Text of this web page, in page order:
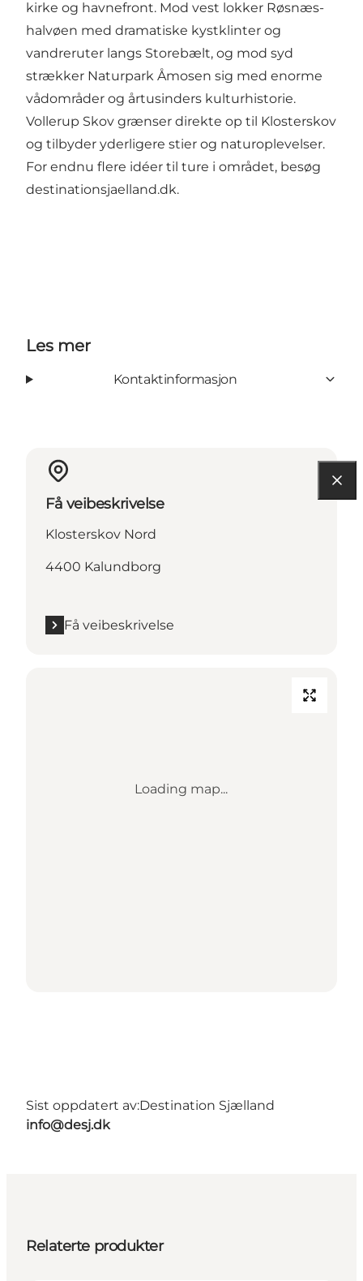
kirke og havnefront. Mod vest lokker Røsnæs-
halvøen med dramatiske kystklinter og
vandreruter langs Storebælt, og mod syd
strækker Naturpark Åmosen sig med enorme
vådområder og årtusinders kulturhistorie.
Vollerup Skov grænser direkte op til Klosterskov
og tilbyder yderligere stier og naturoplevelser.
For endnu flere idéer til ture i området, besøg
destinationsjaelland.dk.
Les mer
Kontaktinformasjon
Få veibeskrivelse
Klosterskov Nord
4400 Kalundborg
Få veibeskrivelse
Loading map...
Sist oppdatert av:Destination Sjælland
info@desj.dk
Relaterte produkter